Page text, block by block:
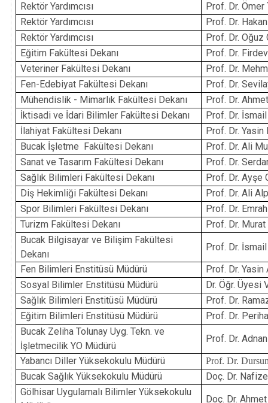
Rektör Yardımcısı
Prof. Dr. Ömer
Rektör Yardımcısı
Prof. Dr.
Rektör Yardımcısı
Prof. Dr. Oğuz
Eğitim Fakültesi Dekanı
Prof. Dr.
Veteriner Fakültesi Dekanı
Prof. Dr.
Fen-Edebiyat Fakültesi Dekanı
Prof. Dr.
Mühendislik - Mimarlık Fakültesi Dekanı
Prof. Dr.
İktisadi ve İdari Bilimler Fakültesi Dekanı
Prof. Dr.
İlahiyat Fakültesi Dekanı
Prof. Dr. Yasin
Bucak İşletme Fakültesi Dekanı
Prof. Dr. Ali
Sanat ve Tasarım Fakültesi Dekanı
Prof. Dr.
Sağlık Bilimleri Fakültesi Dekanı
Prof. Dr. Ayşe
Diş Hekimliği Fakültesi Dekanı
Prof. Dr. Ali
Spor Bilimleri Fakültesi Dekanı
Prof. Dr.
Turizm Fakültesi Dekanı
Prof. Dr. Murat
Bucak Bilgisayar ve Bilişim Fakültesi
Dekanı
Prof. Dr.
Fen Bilimleri Enstitüsü Müdürü
Prof. Dr. Yasin
Sosyal Bilimler Enstitüsü Müdürü
Dr. Öğr. Üyesi
Sağlık Bilimleri Enstitüsü Müdürü
Prof. Dr.
Eğitim Bilimleri Enstitüsü Müdürü
Prof. Dr.
Bucak Zeliha Tolunay Uyg. Tekn. ve
İşletmecilik YO Müdürü
Prof. Dr.
Yabancı Diller Yüksekokulu Müdürü
Prof. Dr.
Bucak Sağlık Yüksekokulu Müdürü
Doç. Dr.
Gölhisar Uygulamalı Bilimler Yüksekokulu
Doç. Dr.